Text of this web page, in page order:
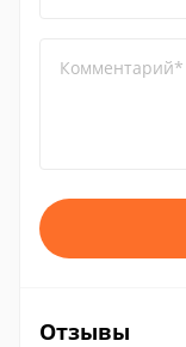
Комментарий*
Отзывы